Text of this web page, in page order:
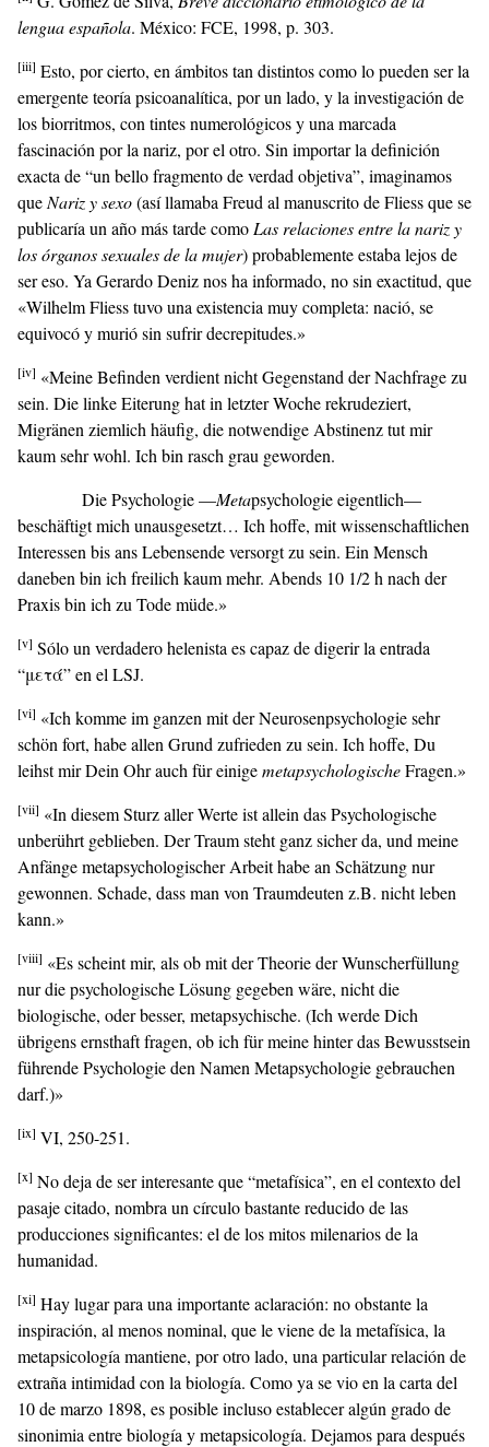
lengua española. México: FCE, 1998, p. 303.
[iii] Esto, por cierto, en ámbitos tan distintos como lo pueden ser la
emergente teoría psicoanalítica, por un lado, y la investigación de
los biorritmos, con tintes numerológicos y una marcada
fascinación por la nariz, por el otro. Sin importar la definición
exacta de “un bello fragmento de verdad objetiva”, imaginamos
que Nariz y sexo(así llamaba Freud al manuscrito de Fliess que se
publicaría un año más tarde como Las relaciones entre la nariz y
los órganos sexuales de la mujer) probablemente estaba lejos de
ser eso. Ya Gerardo Deniz nos ha informado, no sin exactitud, que
«Wilhelm Fliess tuvo una existencia muy completa: nació, se
equivocó y murió sin sufrir decrepitudes.»
[iv] «Meine Befinden verdient nicht Gegenstand der Nachfrage zu
sein. Die linke Eiterung hat in letzter Woche rekrudeziert,
Migränen ziemlich häufig, die notwendige Abstinenz tut mir
kaum sehr wohl. Ich bin rasch grau geworden.
Die Psychologie —Metapsychologie eigentlich—
beschäftigt mich unausgesetzt… Ich hoffe, mit wissenschaftlichen
Interessen bis ans Lebensende versorgt zu sein. Ein Mensch
daneben bin ich freilich kaum mehr. Abends 10 1/2 h nach der
Praxis bin ich zu Tode müde.»
[v] Sólo un verdadero helenista es capaz de digerir la entrada
“μετά” en el LSJ.
[vi] «Ich komme im ganzen mit der Neurosenpsychologie sehr
schön fort, habe allen Grund zufrieden zu sein. Ich hoffe, Du
leihst mir Dein Ohr auch für einigemetapsychologischeFragen.»
[vii] «In diesem Sturz aller Werte ist allein das Psychologische
unberührt geblieben. Der Traum steht ganz sicher da, und meine
Anfänge metapsychologischer Arbeit habe an Schätzung nur
gewonnen. Schade, dass man von Traumdeuten z.B. nicht leben
kann.»
[viii] «Es scheint mir, als ob mit der Theorie der Wunscherfüllung
nur die psychologische Lösung gegeben wäre, nicht die
biologische, oder besser, metapsychische. (Ich werde Dich
übrigens ernsthaft fragen, ob ich für meine hinter das Bewusstsein
führende Psychologie den Namen Metapsychologie gebrauchen
darf.)»
[ix] VI, 250-251.
[x] No deja de ser interesante que “metafísica”, en el contexto del
pasaje citado, nombra un círculo bastante reducido de las
producciones significantes: el de los mitos milenarios de la
humanidad.
[xi] Hay lugar para una importante aclaración: no obstante la
inspiración, al menos nominal, que le viene de la metafísica, la
metapsicología mantiene, por otro lado, una particular relación de
extraña intimidad con la biología. Como ya se vio en la carta del
10 de marzo 1898, es posible incluso establecer algún grado de
sinonimia entre biología y metapsicología. Dejamos para después